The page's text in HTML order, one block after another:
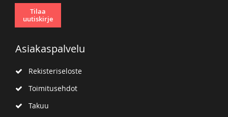
Tilaa
uutiskirje
Asiakaspalvelu
Rekisteriseloste
Toimitusehdot
Takuu